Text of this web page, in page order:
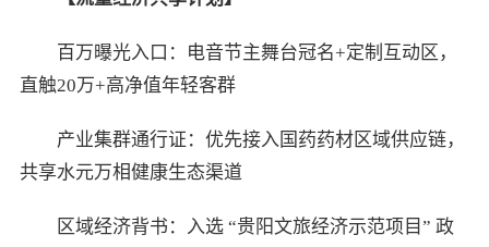
百万曝光入口：电音节主舞台冠名+定制互动区，
直触20万+高净值年轻客群
产业集群通行证：优先接入国药药材区域供应链，
共享水元万相健康生态渠道
区域经济背书：入选 “贵阳文旅经济示范项目” 政